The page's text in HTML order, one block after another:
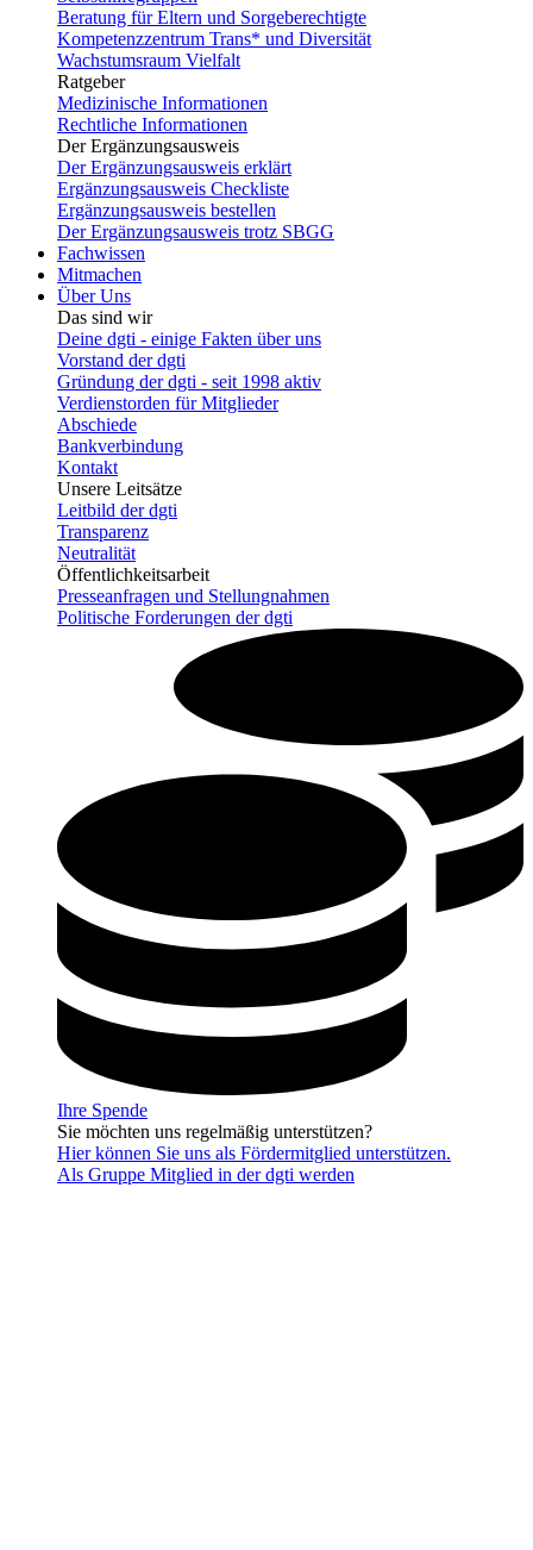
Beratung für Eltern und Sorgeberechtigte
Kompetenzzentrum Trans* und Diversität
Wachstumsraum Vielfalt
Ratgeber
Medizinische Informationen
Rechtliche Informationen
Der Ergänzungsausweis
Der Ergänzungsausweis erklärt
Ergänzungsausweis Checkliste
Ergänzungsausweis bestellen
Der Ergänzungsausweis trotz SBGG
Fachwissen
Mitmachen
Über Uns
Das sind wir
Deine dgti - einige Fakten über uns
Vorstand der dgti
Gründung der dgti - seit 1998 aktiv
Verdienstorden für Mitglieder
Abschiede
Bankverbindung
Kontakt
Unsere Leitsätze
Leitbild der dgti
Transparenz
Neutralität
Öffentlichkeitsarbeit
Presseanfragen und Stellungnahmen
Politische Forderungen der dgti
Ihre Spende
Sie möchten uns regelmäßig unterstützen?
Hier können Sie uns als Fördermitglied unterstützen.
Als Gruppe Mitglied in der dgti werden